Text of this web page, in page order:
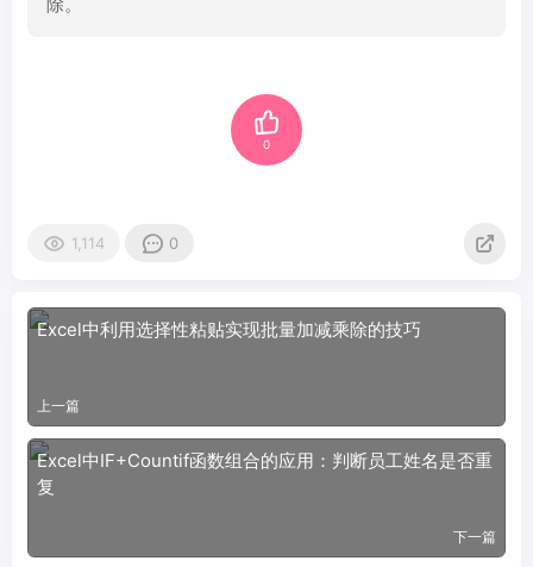
0
1,114 0
Excel中利用选择性粘贴实现批量加减乘除的技巧
上一篇
Excel中IF+Countif函数组合的应用：判断员工姓名是否重
复
下一篇